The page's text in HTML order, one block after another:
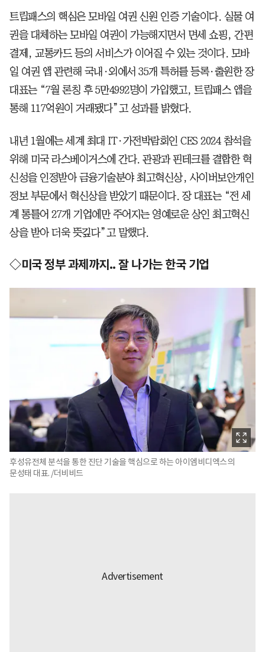
트립패스의 핵심은 모바일 여권 신원 인증 기술이다. 실물 여
권을 대체하는 모바일 여권이 가능해지면서 면세 쇼핑, 간편
결제, 교통카드 등의 서비스가 이어질 수 있는 것이다. 모바
일 여권 앱 관련해 국내·외에서 35개 특허를 등록·출원한 장
대표는 “7월 론칭 후 5만4992명이 가입했고, 트립패스 앱을
통해 117억원이 거래됐다”고 성과를 밝혔다.
내년 1월에는 세계 최대 IT·가전박람회인 CES 2024 참석을
위해 미국 라스베이거스에 간다. 관광과 핀테크를 결합한 혁
신성을 인정받아 금융기술분야 최고혁신상, 사이버보안개인
정보 부문에서 혁신상을 받았기 때문이다. 장 대표는 “전 세
계 통틀어 27개 기업에만 주어지는 영예로운 상인 최고혁신
상을 받아 더욱 뜻깊다”고 말했다.
◇미국 정부 과제까지.. 잘 나가는 한국 기업
후성유전체 분석을 통한 진단 기술을 핵심으로 하는 아이엠비디엑스의
문성태 대표. /더비비드